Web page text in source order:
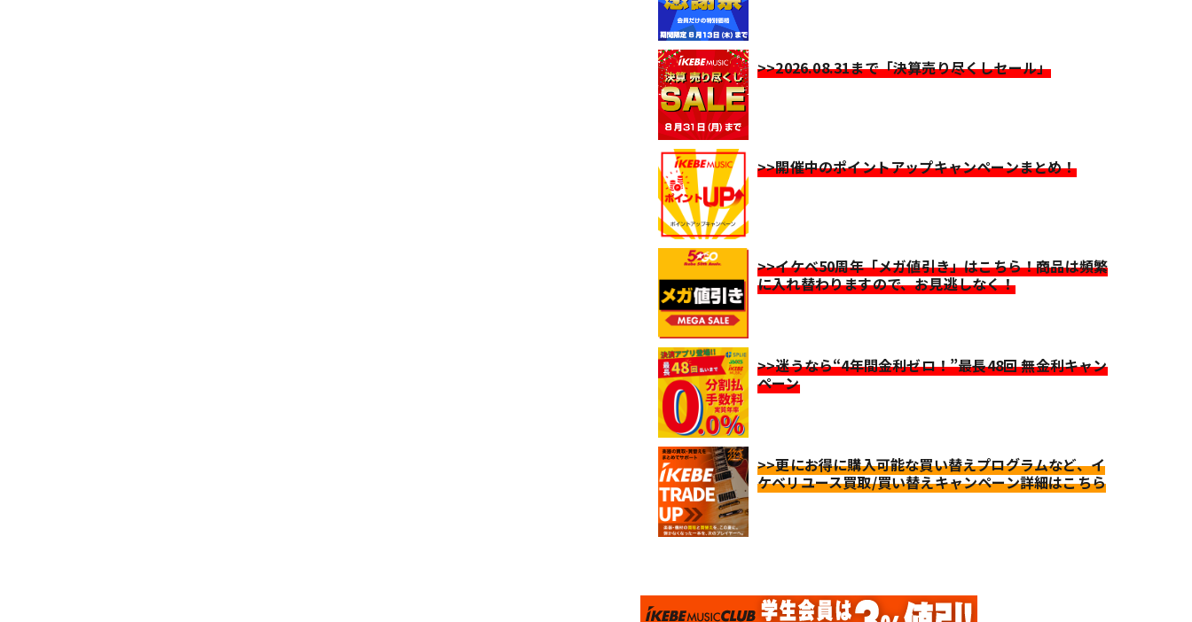
>>2026.08.31まで「決算売り尽くしセール」
>>開催中のポイントアップキャンペーンまとめ！
>>イケベ50周年「メガ値引き」はこちら！商品は頻繁
に入れ替わりますので、お見逃しなく！
>>迷うなら“4年間金利ゼロ！”最長48回 無金利キャン
ペーン
>>更にお得に購入可能な買い替えプログラムなど、イ
ケベリユース買取/買い替えキャンペーン詳細はこちら